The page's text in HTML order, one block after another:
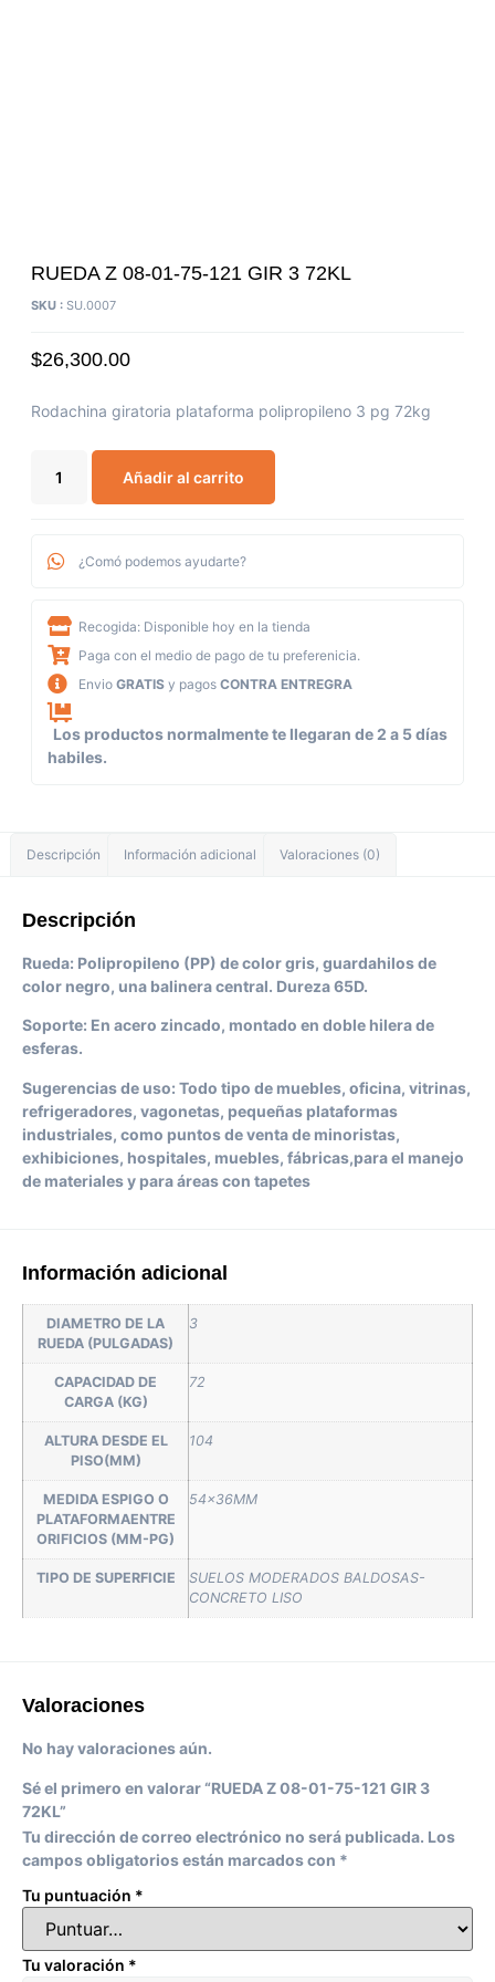
RUEDA Z 08-01-75-121 GIR 3 72KL
SKU : SU.0007
$26,300.00
Rodachina giratoria plataforma polipropileno 3 pg 72kg
Añadir al carrito
¿Comó podemos ayudarte?
Recogida: Disponible hoy en la tienda
Paga con el medio de pago de tu preferenicia.
Envio GRATISy pagos CONTRA ENTREGRA
Los productos normalmente te llegaran de 2 a 5 días
habiles.
Descripción Información adicional Valoraciones (0)
Descripción
Rueda: Polipropileno (PP) de color gris, guardahilos de
color negro, una balinera central. Dureza 65D.
Soporte: En acero zincado, montado en doble hilera de
esferas.
Sugerencias de uso: Todo tipo de muebles, oficina, vitrinas,
refrigeradores, vagonetas, pequeñas plataformas
industriales, como puntos de venta de minoristas,
exhibiciones, hospitales, muebles, fábricas,para el manejo
de materiales y para áreas con tapetes
Información adicional
DIAMETRO DE LA
RUEDA (PULGADAS)
3
CAPACIDAD DE
CARGA (KG)
72
ALTURA DESDE EL
PISO(MM)
104
MEDIDA ESPIGO O
PLATAFORMAENTRE
ORIFICIOS (MM-PG)
54x36MM
TIPO DE SUPERFICIE
SUELOS MODERADOS BALDOSAS-
CONCRETO LISO
Valoraciones
No hay valoraciones aún.
Sé el primero en valorar “RUEDA Z 08-01-75-121 GIR 3
72KL”
Tu dirección de correo electrónico no será publicada. Los
campos obligatorios están marcados con *
Tu puntuación *
Tu valoración *